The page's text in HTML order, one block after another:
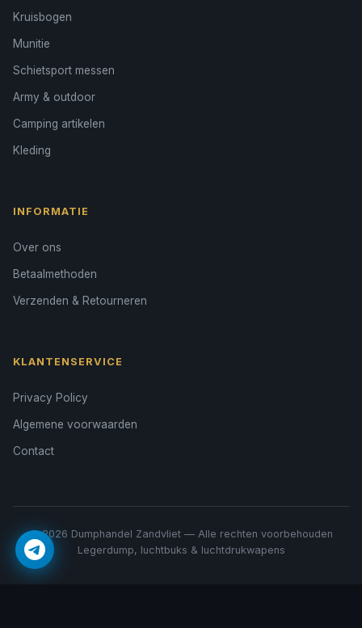
Kruisbogen
Munitie
Schietsport messen
Army & outdoor
Camping artikelen
Kleding
INFORMATIE
Over ons
Betaalmethoden
Verzenden & Retourneren
KLANTENSERVICE
Privacy Policy
Algemene voorwaarden
Contact
© 2026 Dumphandel Zandvliet — Alle rechten voorbehouden
Legerdump, luchtbuks & luchtdrukwapens